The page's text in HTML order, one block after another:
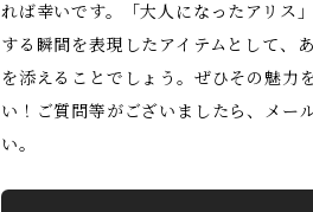
れば幸いです。「大人になったアリス
する瞬間を表現したアイテムとして、
を添えることでしょう。ぜひその魅力
い！ご質問等がございましたら、メー
い。